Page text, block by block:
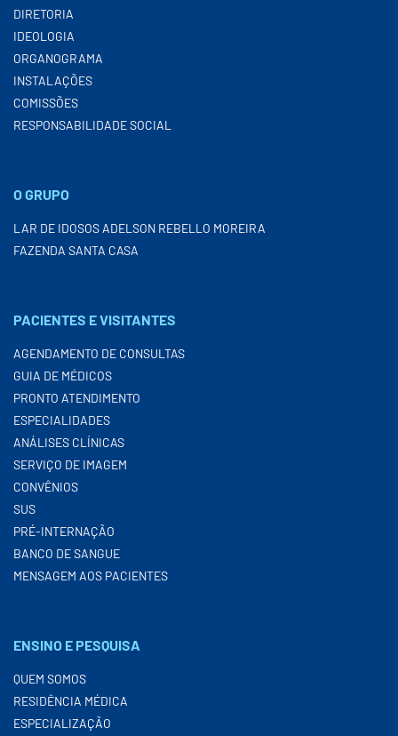
DIRETORIA
IDEOLOGIA
ORGANOGRAMA
INSTALAÇÕES
COMISSÕES
RESPONSABILIDADE SOCIAL
O GRUPO
LAR DE IDOSOS ADELSON REBELLO MOREIRA
FAZENDA SANTA CASA
PACIENTES E VISITANTES
AGENDAMENTO DE CONSULTAS
GUIA DE MÉDICOS
PRONTO ATENDIMENTO
ESPECIALIDADES
ANÁLISES CLÍNICAS
SERVIÇO DE IMAGEM
CONVÊNIOS
SUS
PRÉ-INTERNAÇÃO
BANCO DE SANGUE
MENSAGEM AOS PACIENTES
ENSINO E PESQUISA
QUEM SOMOS
RESIDÊNCIA MÉDICA
ESPECIALIZAÇÃO